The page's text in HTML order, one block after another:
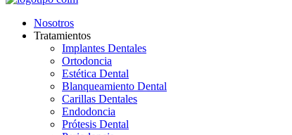
Nosotros
Tratamientos
Implantes Dentales
Ortodoncia
Estética Dental
Blanqueamiento Dental
Carillas Dentales
Endodoncia
Prótesis Dental